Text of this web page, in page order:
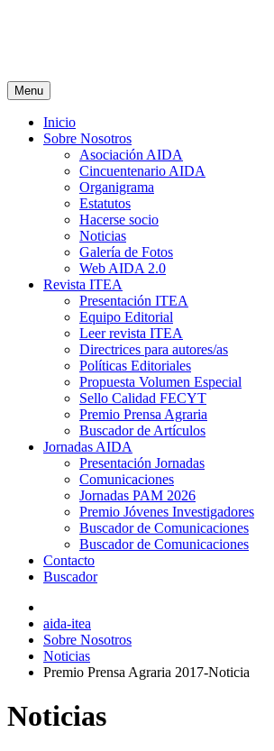
Menu
Inicio
Sobre Nosotros
Asociación AIDA
Cincuentenario AIDA
Organigrama
Estatutos
Hacerse socio
Noticias
Galería de Fotos
Web AIDA 2.0
Revista ITEA
Presentación ITEA
Equipo Editorial
Leer revista ITEA
Directrices para autores/as
Políticas Editoriales
Propuesta Volumen Especial
Sello Calidad FECYT
Premio Prensa Agraria
Buscador de Artículos
Jornadas AIDA
Presentación Jornadas
Comunicaciones
Jornadas PAM 2026
Premio Jóvenes Investigadores
Buscador de Comunicaciones
Buscador de Comunicaciones
Contacto
Buscador
aida-itea
Sobre Nosotros
Noticias
Premio Prensa Agraria 2017-Noticia
Noticias